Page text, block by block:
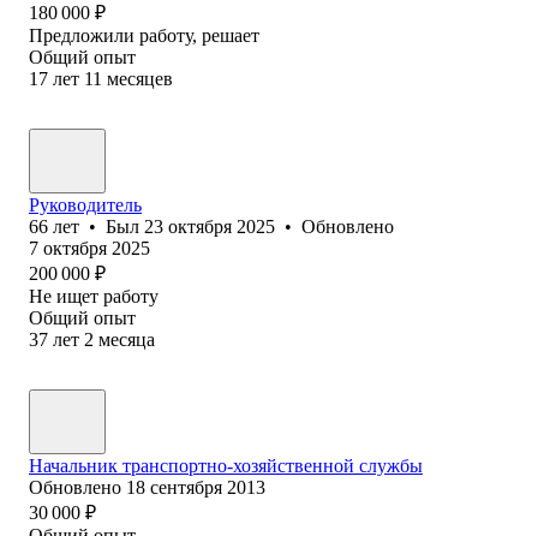
180 000 ₽
Предложили работу, решает
Общий опыт
17 лет 11 месяцев
Руководитель
66 лет • Был 23 октября 2025 • Обновлено
7 октября 2025
200 000 ₽
Не ищет работу
Общий опыт
37 лет 2 месяца
Начальник транспортно-хозяйственной службы
Обновлено 18 сентября 2013
30 000 ₽